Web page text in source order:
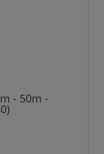
- 50m -